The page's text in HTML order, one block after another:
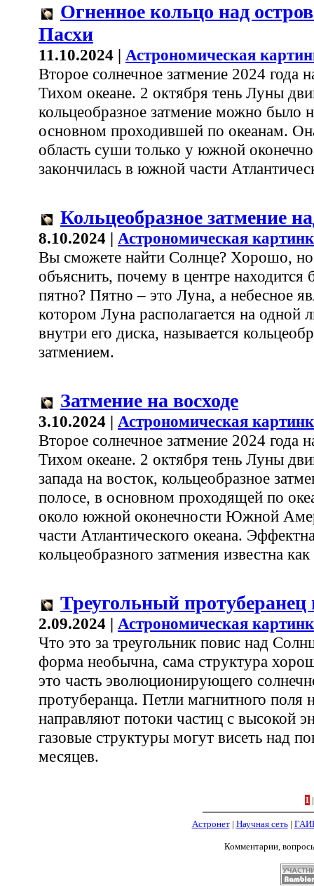
Огненное кольцо над
Пасхи
11.10.2024 | Астрономическая
Второе солнечное затмение 2024 года
Тихом океане. 2 октября тень Луны
кольцеобразное затмение можно было
основном проходившей по океанам.
область суши только у южной
закончилась в южной части
Кольцеобразное затмение
8.10.2024 | Астрономическая
Вы сможете найти Солнце? Хорошо,
объяснить, почему в центре находится
пятно? Пятно – это Луна, а небесное
котором Луна располагается на одной
внутри его диска, называется
затмением.
Затмение на восходе
3.10.2024 | Астрономическая
Второе солнечное затмение 2024 года
Тихом океане. 2 октября тень Луны
запада на восток, кольцеобразное
полосе, в основном проходящей по
около южной оконечности Южной
части Атлантического океана.
кольцеобразного затмения известна
Треугольный
2.09.2024 | Астрономическая
Что это за треугольник повис над
форма необычна, сама структура
это часть эволюционирующего
протуберанца. Петли магнитного поля
направляют потоки частиц с высокой
газовые структуры могут висеть над
месяцев.
1
Астронет| Научная сеть|
Комментарии,